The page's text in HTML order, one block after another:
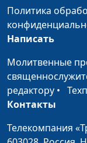
детях?
Трудные тексты
Писания.
Трудные тексты
Писания. Грех у
Политика
Написать
Молитвенные
редактору •
Контакты
Телекомпания